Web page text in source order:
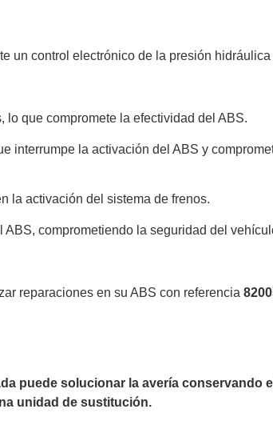
un control electrónico de la presión
lo que compromete la efectividad del ABS.
interrumpe la activación del ABS y
la activación del sistema de frenos.
comprometiendo la seguridad del
reparaciones en su ABS con referencia
puede solucionar la avería conservando
unidad de sustitución.